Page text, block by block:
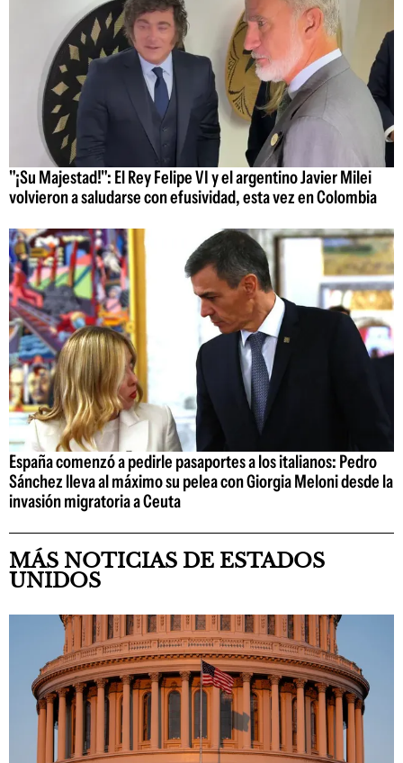
"¡Su Majestad!": El Rey Felipe VI y el argentino Javier Milei
volvieron a saludarse con efusividad, esta vez en Colombia
España comenzó a pedirle pasaportes a los italianos: Pedro
Sánchez lleva al máximo su pelea con Giorgia Meloni desde la
invasión migratoria a Ceuta
MÁS NOTICIAS DE ESTADOS
UNIDOS